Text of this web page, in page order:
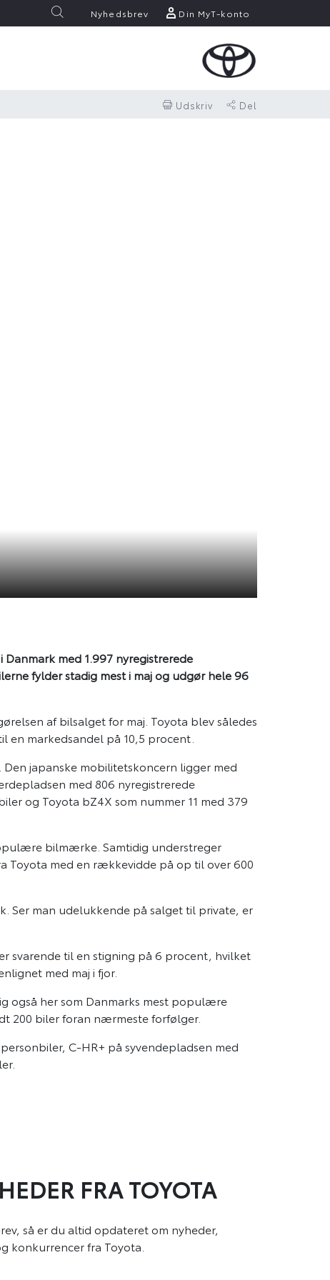
Nyhedsbrev Din MyT-konto
Udskriv Del
med 1.997 nyregistrerede
fylder stadig mest i maj og udgør hele 96
af bilsalget for maj. Toyota blev således
markedsandel på 10,5 procent.
japanske mobilitetskoncern ligger med
med 806 nyregistrerede
og Toyota bZ4X som nummer 11 med 379
bilmærke. Samtidig understreger
Toyota med en rækkevidde på op til over 600
Ser man udelukkende på salget til private, er
svarende til en stigning på 6 procent, hvilket
med maj i fjor.
også her som Danmarks mest populære
200 biler foran nærmeste forfølger.
C-HR+ på syvendepladsen med
FRA TOYOTA
så er du altid opdateret om nyheder,
konkurrencer fra Toyota.